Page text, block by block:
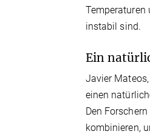
Temperaturen
instabil sind.
Ein
Javier
einen
Den
kombinieren,